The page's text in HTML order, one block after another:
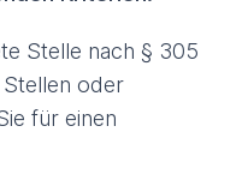
Stelle nach § 305
oder
für einen